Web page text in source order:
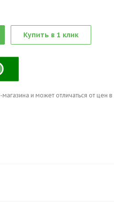
Купить в 1 клик
и может отличаться от цен в